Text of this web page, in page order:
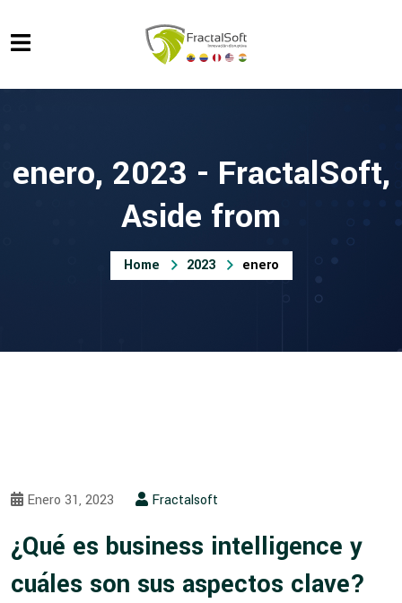
enero, 2023 - FractalSoft,
Aside from
Home 2023 enero
Enero 31, 2023 Fractalsoft
¿Qué es business intelligence y
cuáles son sus aspectos clave?